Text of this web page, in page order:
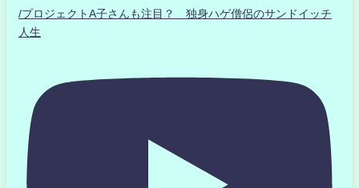
/プロジェクトA子さんも注目？ 独身ハゲ僧侶のサンドイッチ
人生